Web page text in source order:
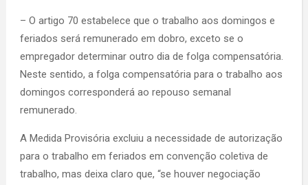
– O artigo 70 estabelece que o trabalho aos domingos e
feriados será remunerado em dobro, exceto se o
empregador determinar outro dia de folga compensatória.
Neste sentido, a folga compensatória para o trabalho aos
domingos corresponderá ao repouso semanal
remunerado.
A Medida Provisória excluiu a necessidade de autorização
para o trabalho em feriados em convenção coletiva de
trabalho, mas deixa claro que, “se houver negociação